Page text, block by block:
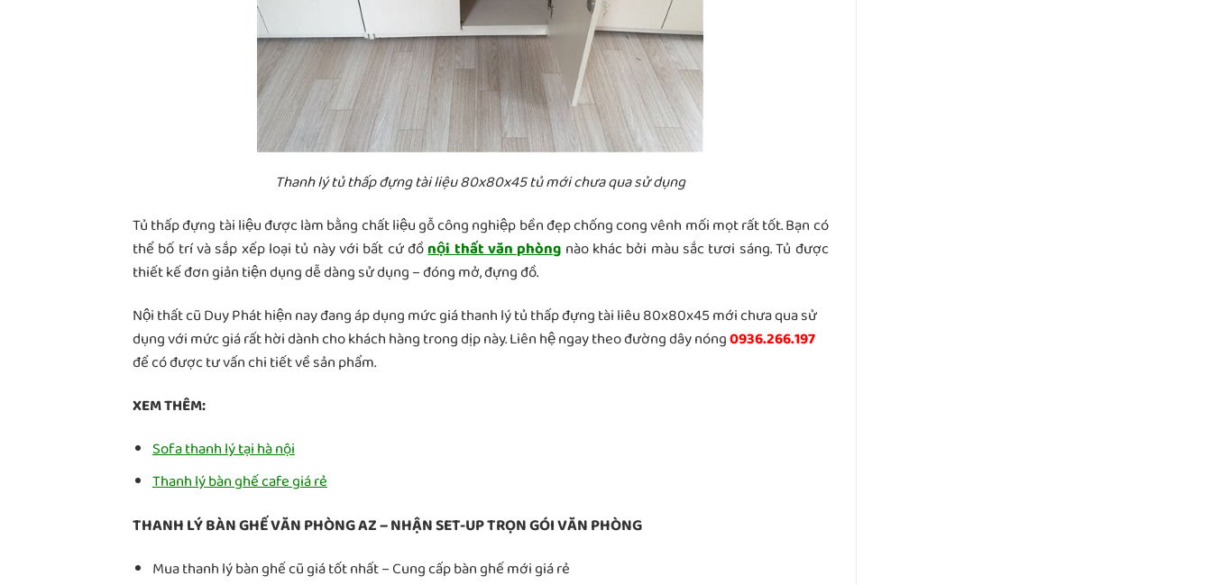
Thanh lý tủ thấp đựng tài liệu 80x80x45 tủ mới chưa qua sử dụng
Tủ thấp đựng tài liệu được làm bằng chất liệu gỗ công nghiệp bền đẹp chống cong vênh mối mọt rất tốt. Bạn có
thể bố trí và sắp xếp loại tủ này với bất cứ đồnội thất văn phòng nào khác bởi màu sắc tươi sáng. Tủ được
thiết kế đơn giản tiện dụng dễ dàng sử dụng – đóng mở, đựng đồ.
Nội thất cũ Duy Phát hiện nay đang áp dụng mức giá thanh lý tủ thấp đựng tài liêu 80x80x45 mới chưa qua sử
dụng với mức giá rất hời dành cho khách hàng trong dịp này. Liên hệ ngay theo đường dây nóng0936.266.197
để có được tư vấn chi tiết về sản phẩm.
XEM THÊM:
Sofa thanh lý tại hà nội
Thanh lý bàn ghế cafe giá rẻ
THANH LÝ BÀN GHẾ VĂN PHÒNG AZ – NHẬN SET-UP TRỌN GÓI VĂN PHÒNG
Mua thanh lý bàn ghế cũ giá tốt nhất – Cung cấp bàn ghế mới giá rẻ